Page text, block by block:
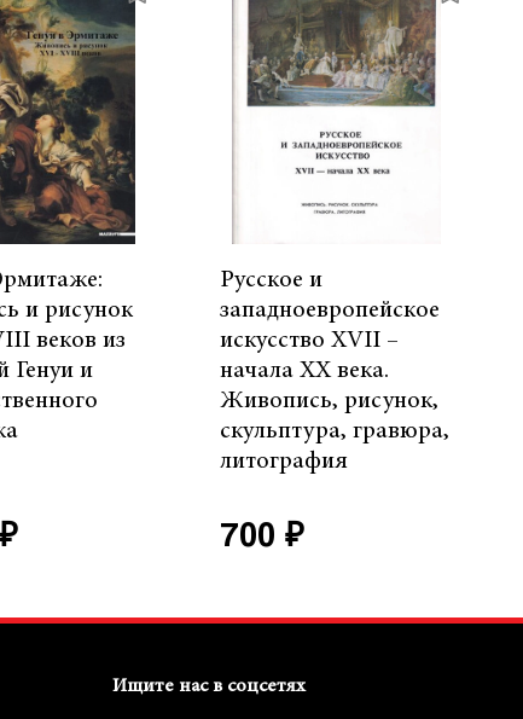
и рисунок
веков из
Генуи и
Русское и
западноевропейское
искусство XVII –
начала ХХ века.
Живопись, рисунок,
скульптура, гравюра,
литография
700 ₽
Ищите нас в соцсетях